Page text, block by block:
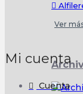
Ver
Mi cuenta
Cuenta